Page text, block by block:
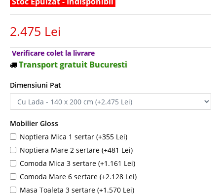
2.475 Lei
Verificare colet la livrare
Transport gratuit Bucuresti
Dimensiuni Pat
Mobilier Gloss
Noptiera Mica 1 sertar (+355 Lei)
Noptiera Mare 2 sertare (+481 Lei)
Comoda Mica 3 sertare (+1.161 Lei)
Comoda Mare 6 sertare (+2.128 Lei)
Masa Toaleta 3 sertare (+1.570 Lei)